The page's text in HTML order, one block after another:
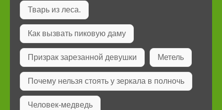
Тварь из леса.
Как вызвать пиковую даму
Призрак зарезанной девушки Метель
Почему нельзя стоять у зеркала в полночь
Человек-медведь